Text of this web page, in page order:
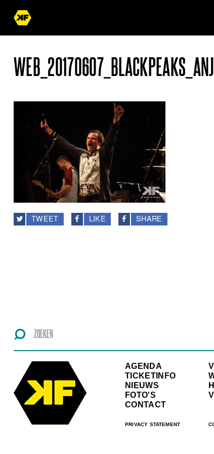
TWEET LIKE SHARE
AGENDA
TICKETINFO
NIEUWS
FOTO'S
CONTACT
PRIVACY STATEMENT